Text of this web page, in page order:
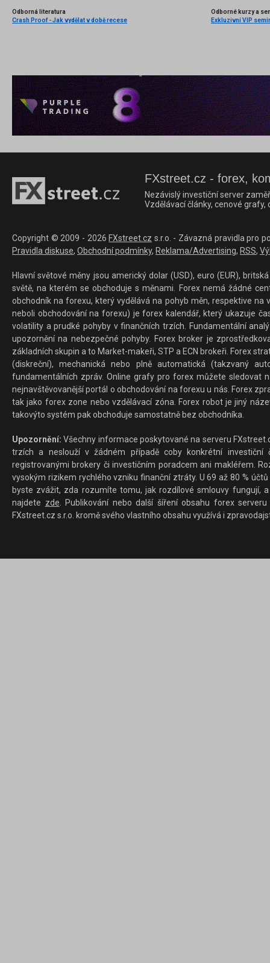
Odborná literatura
Crash Proof - Jak vydělat v době recese
Odborné kurzy a
Exkluzivní VIP
FXstreet.cz - forex,
Nezávislý investiční server
Vzdělávací články, cenové
Copyright © 2009 - 2026 FXstreet.cz s.r.o. - Závazná pravidla pro
Pravidla diskuse, Obchodní podmínky, Reklama/Advertising, RSS,
Hlavní světové měny jsou americký dolar (USD), euro (EUR),
světě, na kterém se obchoduje s měnami. Forex nemá žádné
obchodník na forexu, který vydělává na pohyb měn, respektive
neboli obchodování na forexu) je forex kalendář, který ukazuje
volatility a prudké pohyby v finančních trzích. Fundamentální
upozornění na nebezpečné pohyby. Forex broker je
základních skupin a to Market-makeři, STP a ECN brokeři. Forex
(diskreční), mechanická nebo plně automatická (takzvaný
fundamentálních zpráv. Online grafy pro forex můžete sledovat
nejnavštěvovanější portál o obchodování na forexu u nás. Forex
tak jako forex zone nebo vzdělávací zóna. Forex robot je jiný
takovýto systém pak obchoduje samostatně bez obchodníka.
Upozornění: Všechny informace poskytované na serveru
trzích a neslouží v žádném případě coby konkrétní investiční
registrovanými brokery či investičním poradcem ani makléřem.
vysokým rizikem rychlého vzniku finanční ztráty. U 69 až 80 %
byste zvážit, zda rozumíte tomu, jak rozdílové smlouvy fungují,
najdete zde. Publikování nebo další šíření obsahu forex
FXstreet.cz s.r.o. kromě svého vlastního obsahu využívá i